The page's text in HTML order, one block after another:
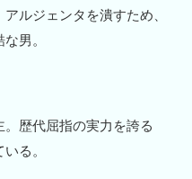
ルジェンタを潰すため、
男。
歴代屈指の実力を誇る
る。